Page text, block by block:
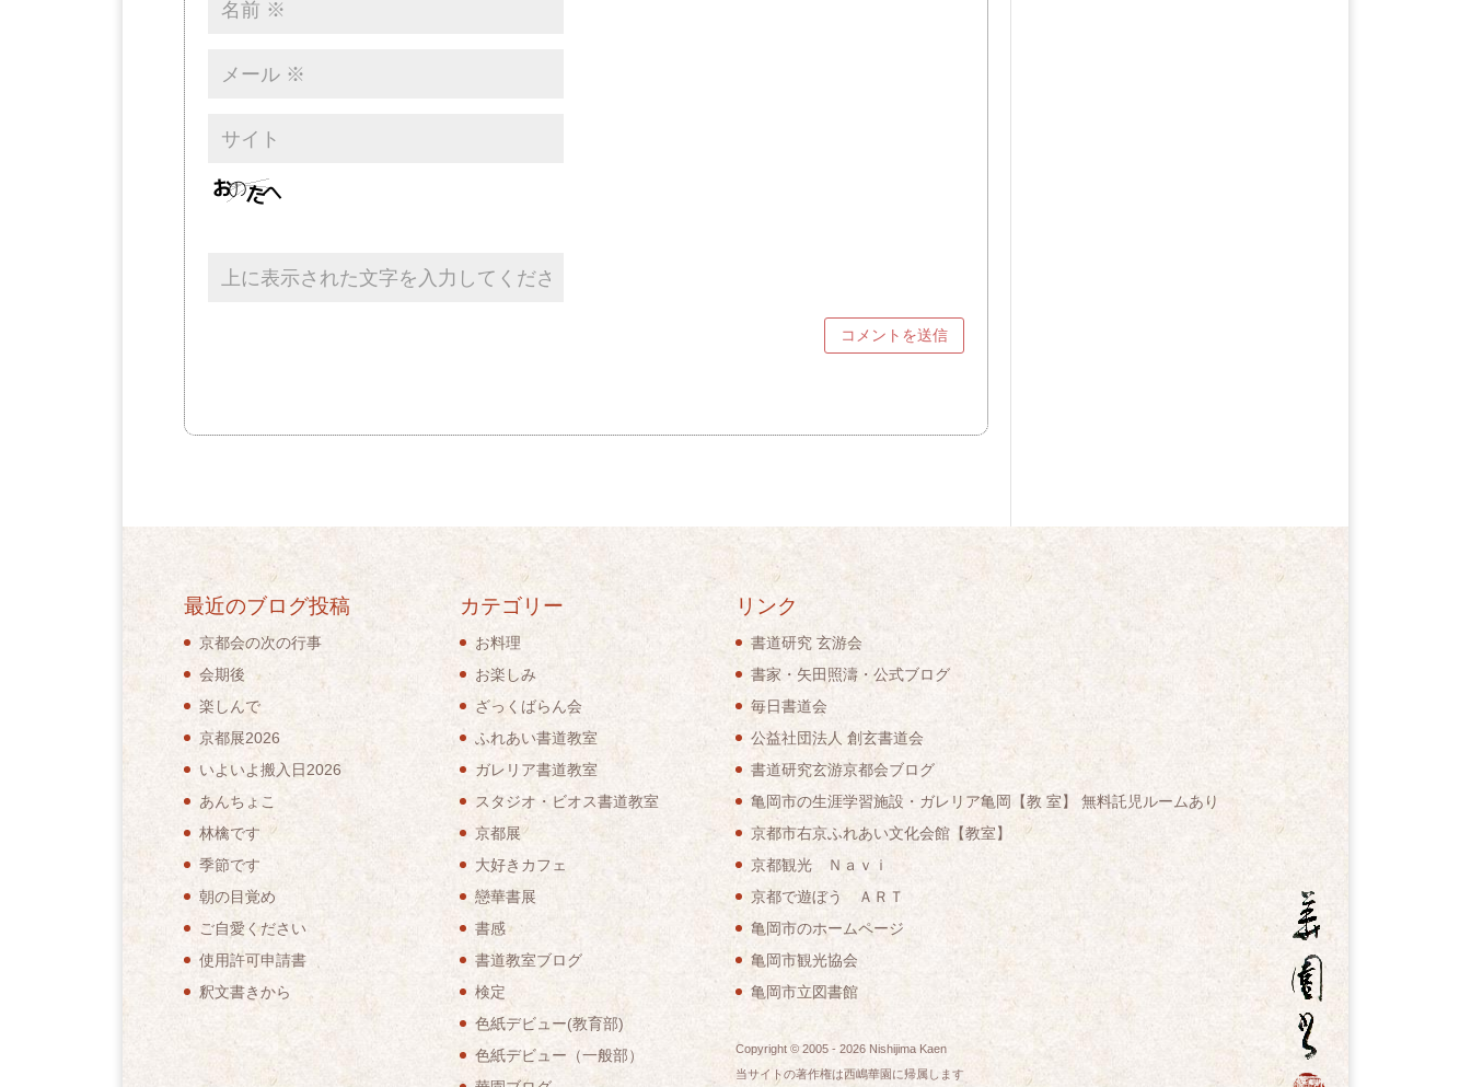
最近のブログ投稿
京都会の次の行事
会期後
楽しんで
京都展2026
いよいよ搬入日2026
あんちょこ
林檎です
季節です
朝の目覚め
ご自愛ください
使用許可申請書
釈文書きから
カテゴリー
お料理
お楽しみ
ざっくばらん会
ふれあい書道教室
ガレリア書道教室
スタジオ・ビオス書道教室
京都展
大好きカフェ
戀華書展
書感
書道教室ブログ
検定
色紙デビュー(教育部)
色紙デビュー（一般部）
リンク
書道研究 玄游会
書家・矢田照濤・公式ブログ
毎日書道会
公益社団法人 創玄書道会
書道研究玄游京都会ブログ
亀岡市の生涯学習施設・ガレリア亀岡【教 室】 無料託児ルームあり
京都市右京ふれあい文化会館【教室】
京都観光 Ｎａｖｉ
京都で遊ぼう ＡＲＴ
亀岡市のホームページ
亀岡市観光協会
亀岡市立図書館
Copyright © 2005 - 2026 Nishijima Kaen
当サイトの著作権は西嶋華園に帰属します